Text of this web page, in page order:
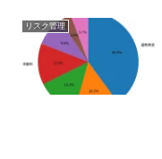
リスク管理